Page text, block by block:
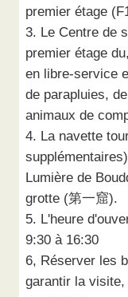
premier étage
3. Le Centre de
premier étage
en libre-service
de parapluies,
animaux de
4. La navette
Lumière de
grotte (第一窟).
5. L'heure
9:30 à 16:30
6, Réserver les
garantir la